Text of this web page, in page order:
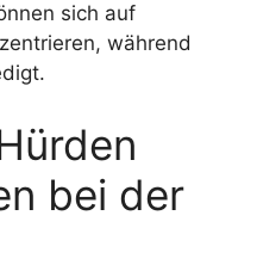
sich auf
während
bei der